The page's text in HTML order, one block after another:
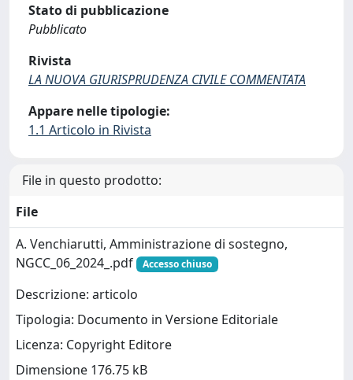
Stato di pubblicazione
Pubblicato
Rivista
LA NUOVA GIURISPRUDENZA CIVILE COMMENTATA
Appare nelle tipologie:
1.1 Articolo in Rivista
File in questo prodotto:
File
A. Venchiarutti, Amministrazione di sostegno,
NGCC_06_2024_.pdf
Accesso chiuso
Descrizione: articolo
Tipologia: Documento in Versione Editoriale
Licenza: Copyright Editore
Dimensione 176.75 kB